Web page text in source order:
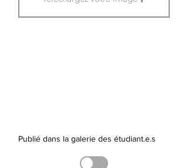
Publié dans la galerie des étudiant.e.s